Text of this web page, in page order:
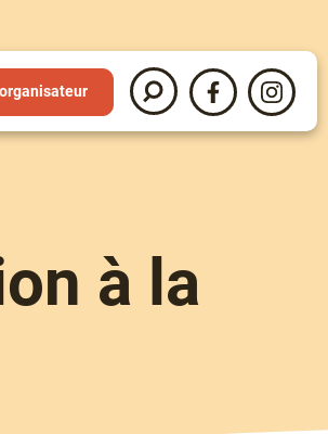
Recherche
Partir
en
livre
Partir
en
livre
à la